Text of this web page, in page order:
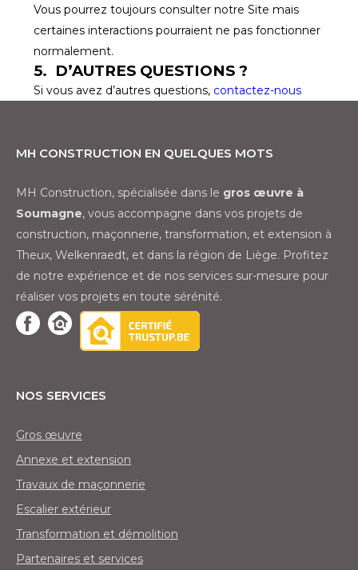
Vous pourrez toujours consulter notre Site mais
certaines interactions pourraient ne pas fonctionner
normalement.
5. D’AUTRES QUESTIONS ?
Si vous avez d’autres questions, contactez-nous
MH Construction en quelques mots
MH Construction, spécialisée dans le gros œuvre à
Soumagne, vous accompagne dans vos projets de
construction, maçonnerie, transformation, et extension à
Theux, Welkenraedt, et dans la région de Liège. Profitez
de notre expérience et de nos services sur-mesure pour
réaliser vos projets en toute sérénité.
Nos services
Gros œuvre
Annexe et extension
Travaux de maçonnerie
Escalier extérieur
Transformation et démolition
Partenaires et services